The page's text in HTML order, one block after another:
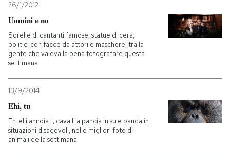
26/1/2012
Uomini e no
Sorelle di cantanti famose, statue di cera,
politici con facce da attori e maschere, tra la
gente che valeva la pena fotografare questa
settimana
13/9/2014
Ehi, tu
Entelli annoiati, cavalli a pancia in su e panda in
situazioni disagevoli, nelle migliori foto di
animali della settimana